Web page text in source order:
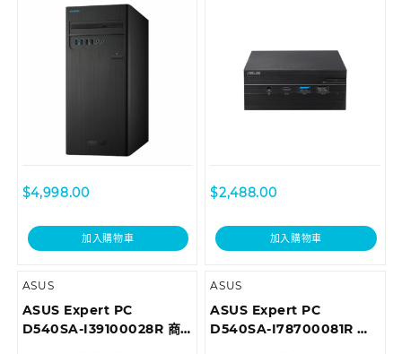
$4,998.00
加入購物車
$2,488.00
加入購物車
ASUS
ASUS Expert PC
D540SA-I39100028R 商
ASUS
ASUS Expert PC
D540SA-I78700081R 商